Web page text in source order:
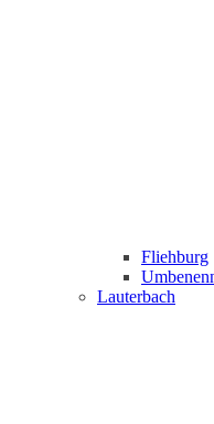
Fliehburg
Lauterbach